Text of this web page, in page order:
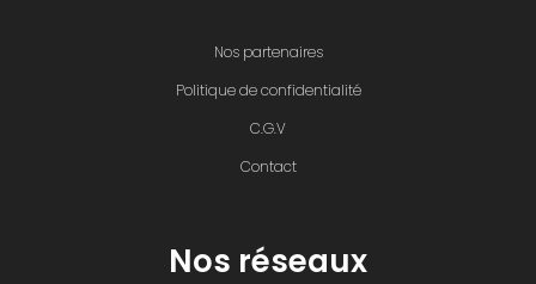
Nos partenaires
Politique de confidentialité
C.G.V
Contact
Nos réseaux